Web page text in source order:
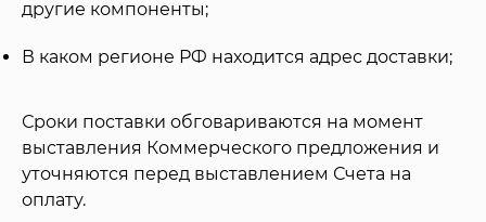
другие компоненты;
В каком регионе РФ находится адрес доставки;
Сроки поставки обговариваются на момент
выставления Коммерческого предложения и
уточняются перед выставлением Счета на
оплату.